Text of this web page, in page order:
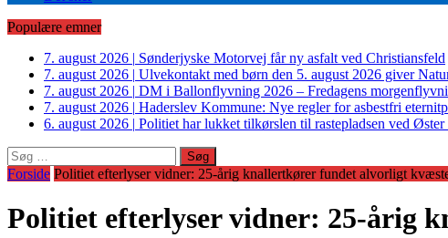
Populære emner
7. august 2026 | Sønderjyske Motorvej får ny asfalt ved Christiansfeld
7. august 2026 | Ulvekontakt med børn den 5. august 2026 giver
7. august 2026 | DM i Ballonflyvning 2026 – Fredagens
7. august 2026 | Haderslev Kommune: Nye regler for asbestfri
6. august 2026 | Politiet har lukket tilkørslen til rastepladsen ved
Søg
efter:
Forside Politiet efterlyser vidner: 25-årig knallertkører fundet alvorligt
Politiet efterlyser vidner: 25-årig